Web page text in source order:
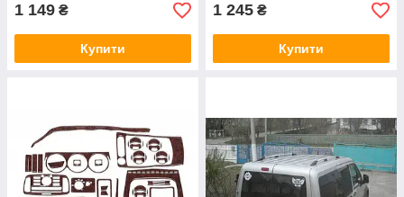
1 149 ₴
Купити
1 245 ₴
Купити